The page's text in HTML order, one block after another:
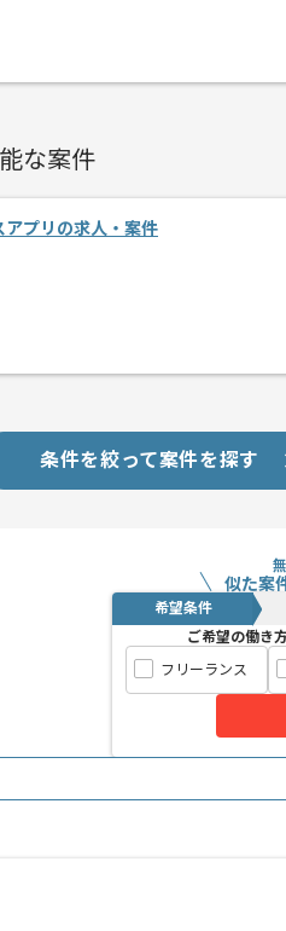
本的にはフルリモートでの作業を予
な案件
アプリの求人・案件
条件を絞って案件を探す
似た案
希望条件
ご希望の働き
フリーランス